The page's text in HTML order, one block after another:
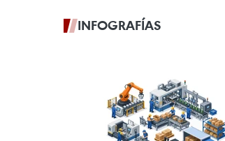
INFOGRAFÍAS